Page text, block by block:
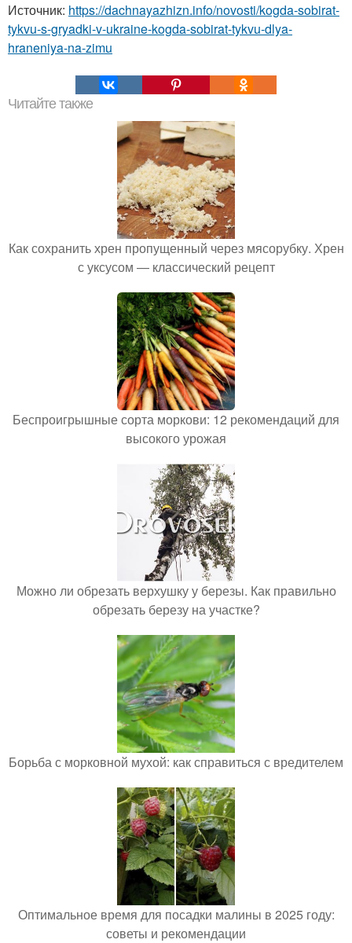
Источник: https://dachnayazhizn.info/novosti/kogda-sobirat-
tykvu-s-gryadki-v-ukraine-kogda-sobirat-tykvu-dlya-
hraneniya-na-zimu
Читайте также
Как сохранить хрен пропущенный через мясорубку. Хрен
с уксусом — классический рецепт
Беспроигрышные сорта моркови: 12 рекомендаций для
высокого урожая
Можно ли обрезать верхушку у березы. Как правильно
обрезать березу на участке?
Борьба с морковной мухой: как справиться с вредителем
Оптимальное время для посадки малины в 2025 году:
советы и рекомендации